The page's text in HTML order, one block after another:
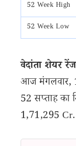
52 Week High
52 Week Low
वेदांता शेयर रेंज
आज मंगलवार,
52 सप्ताह का
1,71,295 Cr.